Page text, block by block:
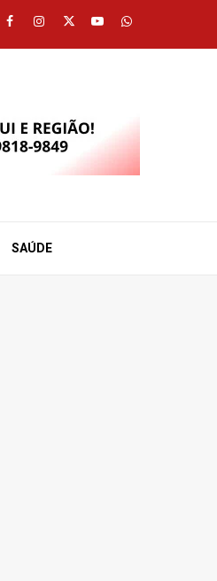
Facebook
Instagram
TwitterYoutubeWhatsapp
SAÚDE